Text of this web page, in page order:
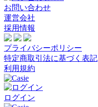
お問い合わせ
運営会社
採用情報
プライバシーポリシー
特定商取引法に基づく表記
利用規約
ログイン